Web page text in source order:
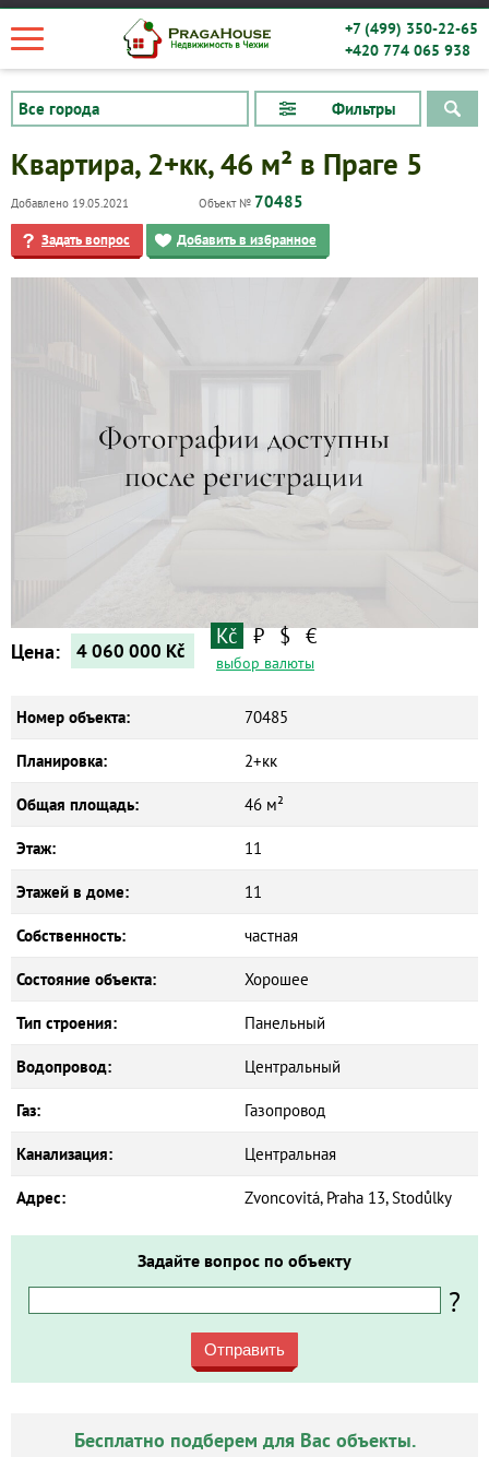
+7 (499) 350-22-65
+420 774 065 938
Фильтры
Квартира, 2+кк, 46 м² в Праге 5
Добавлено 19.05.2021 Объект № 70485
Задать вопрос Добавить в избранное
Цена: 4 060 000 Kč
Kč ₽ $ €
выбор валюты
Номер объекта: 70485
Планировка: 2+кк
Общая площадь: 46 м²
Этаж: 11
Этажей в доме: 11
Собственность: частная
Состояние объекта: Хорошее
Тип строения: Панельный
Водопровод: Центральный
Газ: Газопровод
Канализация: Центральная
Адрес: Zvoncovitá, Praha 13, Stodůlky
Задайте вопрос по объекту
?
Отправить
Бесплатно подберем для Вас объекты.